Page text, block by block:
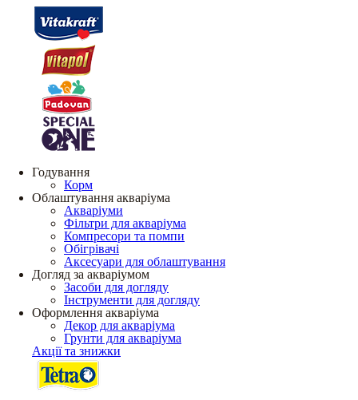
Годування
Корм
Облаштування акваріума
Акваріуми
Фільтри для акваріума
Компресори та помпи
Обігрівачі
Аксесуари для облаштування
Догляд за акваріумом
Засоби для догляду
Інструменти для догляду
Оформлення акваріума
Декор для акваріума
Грунти для акваріума
Акції та знижки